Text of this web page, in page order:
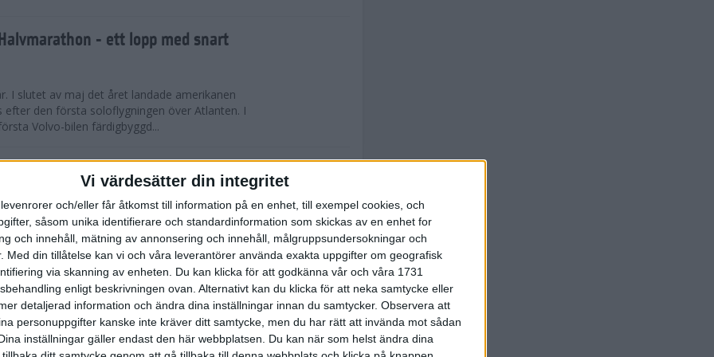
Vi värdesätter din integritet
och/eller får åtkomst till information på en enhet, till exempel cookies, och
såsom unika identifierare och standardinformation som skickas av en enhet for
och innehåll, mätning av annonsering och innehåll, målgruppsundersokningar och
Med din tillåtelse kan vi och våra leverantörer använda exakta uppgifter om geografisk
via skanning av enheten. Du kan klicka för att godkänna vår och våra 1731
enligt beskrivningen ovan. Alternativt kan du klicka för att neka samtycke eller
detaljerad information och ändra dina inställningar innan du samtycker. Observera att
personuppgifter kanske inte kräver ditt samtycke, men du har rätt att invända mot sådan
inställningar gäller endast den här webbplatsen. Du kan när som helst ändra dina
- ett lopp med snart
I slutet av maj det året landade amerikanen
efter den första soloflygningen över Atlanten. I
Volvo-bilen färdigbyggd...
till marans skapare
tisdagskvällen tilldelades Anders Olsson, som
starta Stockholm Marathon startades 1979,
för motionslöpningens ut...
och återhämtning
FLOWLIFE | Att springa under
utmaning som stärker både kropp och